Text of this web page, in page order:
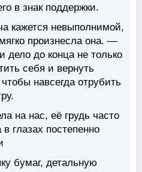
в знак поддержки.
кажется невыполнимой,
произнесла она. —
до конца не только
себя и вернуть
навсегда отрубить
на нас, её грудь часто
глазах постепенно
бумаг, детальную